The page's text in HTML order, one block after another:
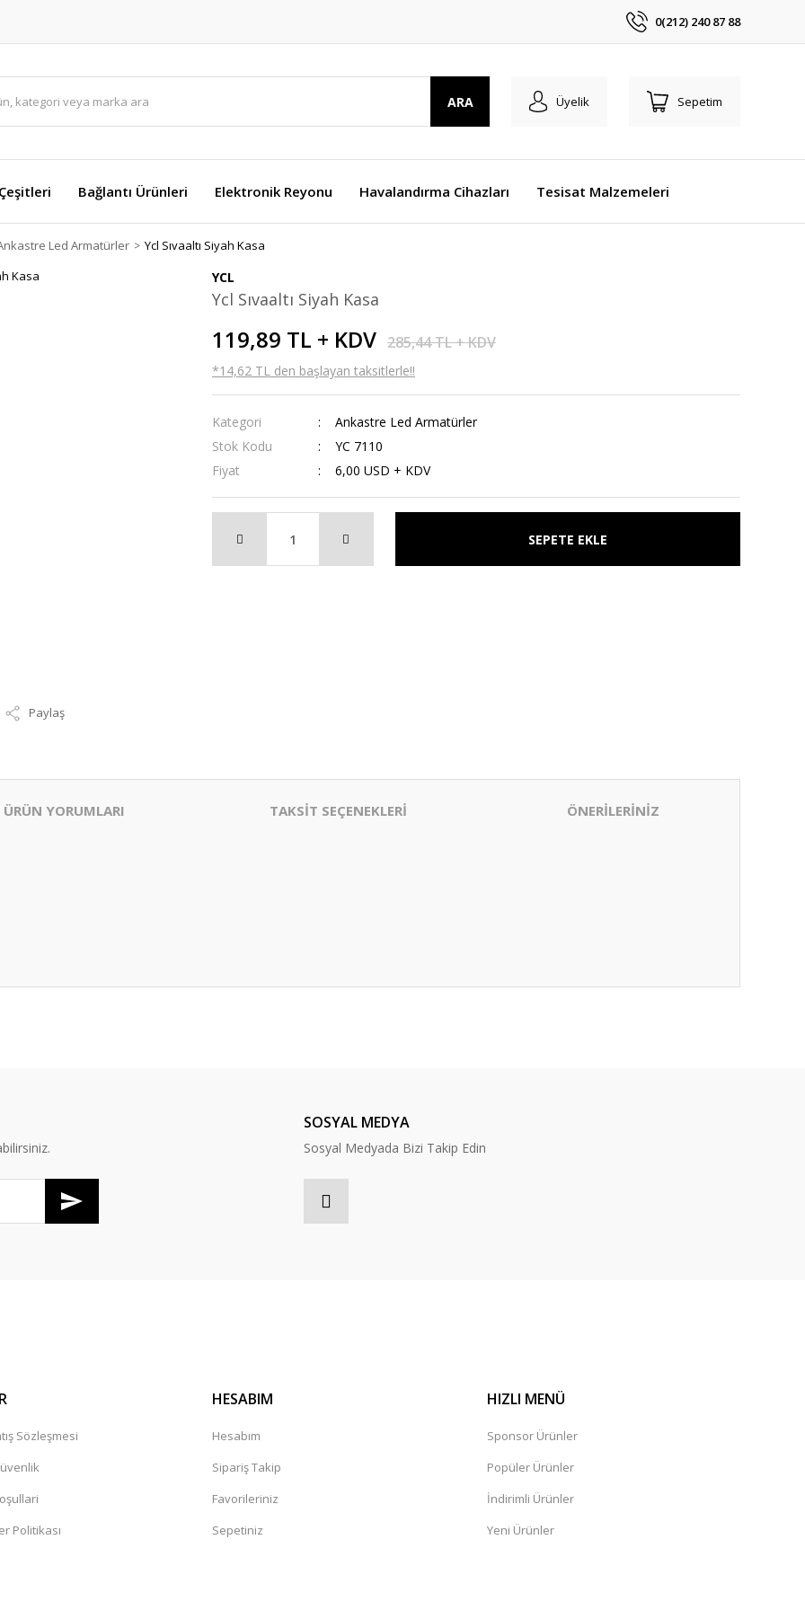
0(212) 240 87 88
ARA Üyelik Sepetim
Bağlantı Ürünleri Elektronik Reyonu Havalandırma Cihazları Tesisat Malzemeleri
Led Armatürler Ycl Sıvaaltı Siyah Kasa
Paylaş
YCL
Ycl Sıvaaltı Siyah Kasa
119,89 TL + KDV 285,44 TL + KDV
*14,62 TL den başlayan taksitlerle!!
Kategori
Ankastre Led Armatürler
Stok Kodu
YC 7110
Fiyat
6,00 USD + KDV
SEPETE EKLE
ÜRÜN YORUMLARI TAKSİT SEÇENEKLERİ ÖNERİLERİNİZ
SOSYAL MEDYA
Sosyal Medyada Bizi Takip Edin
Sözleşmesi
Politikası
HESABIM
Hesabım
Sipariş Takip
Favorileriniz
Sepetiniz
HIZLI MENÜ
Sponsor Ürünler
Popüler Ürünler
İndirimli Ürünler
Yeni Ürünler